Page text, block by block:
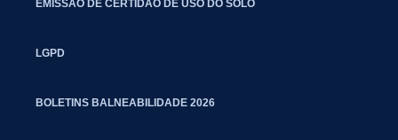
EMISSÃO DE CERTIDÃO DE USO DO SOLO
LGPD
BOLETINS BALNEABILIDADE 2026